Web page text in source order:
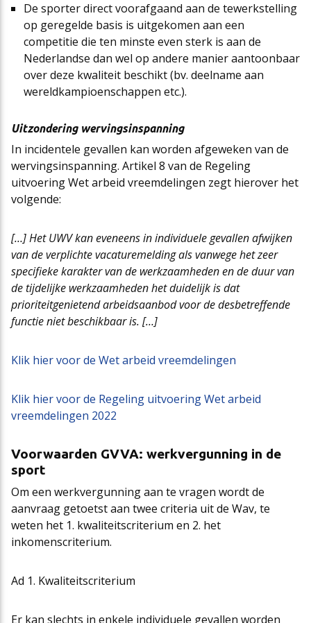
De sporter direct voorafgaand aan de tewerkstelling
op geregelde basis is uitgekomen aan een
competitie die ten minste even sterk is aan de
Nederlandse dan wel op andere manier aantoonbaar
over deze kwaliteit beschikt (bv. deelname aan
wereldkampioenschappen etc.).
Uitzondering wervingsinspanning
In incidentele gevallen kan worden afgeweken van de
wervingsinspanning. Artikel 8 van de Regeling
uitvoering Wet arbeid vreemdelingen zegt hierover het
volgende:
[…] Het UWV kan eveneens in individuele gevallen afwijken
van de verplichte vacaturemelding als vanwege het zeer
specifieke karakter van de werkzaamheden en de duur van
de tijdelijke werkzaamheden het duidelijk is dat
prioriteitgenietend arbeidsaanbod voor de desbetreffende
functie niet beschikbaar is. […]
Klik hier voor de Wet arbeid vreemdelingen
Klik hier voor de Regeling uitvoering Wet arbeid
vreemdelingen 2022
Voorwaarden GVVA: werkvergunning in de
sport
Om een werkvergunning aan te vragen wordt de
aanvraag getoetst aan twee criteria uit de Wav, te
weten het 1. kwaliteitscriterium en 2. het
inkomenscriterium.
Ad 1. Kwaliteitscriterium
Er kan slechts in enkele individuele gevallen worden